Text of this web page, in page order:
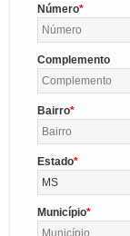
Número
Complemento
Bairro
Estado
MS
Município